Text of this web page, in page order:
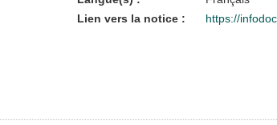
Lien vers la notice :
https://